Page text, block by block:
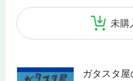
未購
ガタスタ